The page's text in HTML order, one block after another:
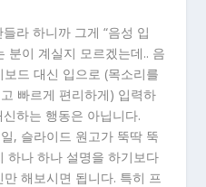
라 하니까 그게 “음성 입
분이 계실지 모르겠는데.. 음
드 대신 입으로 (목소리를
빠르게 편리하게) 입력하
하는 행동은 아닙니다.
, 슬라이드 원고가 뚝딱 뚝
하나 하나 설명을 하기보다
만 해보시면 됩니다. 특히 프